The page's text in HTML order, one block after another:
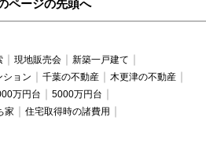
ページの先頭へ
現地販売会
新築一戸建て
ション 千葉の不動産
木更津の不動産
万円台
5000万円台
家
住宅取得時の諸費用